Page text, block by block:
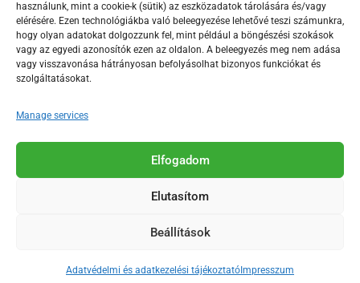
használunk, mint a cookie-k (sütik) az eszközadatok tárolására és/vagy
elérésére. Ezen technológiákba való beleegyezése lehetővé teszi számunkra,
hogy olyan adatokat dolgozzunk fel, mint például a böngészési szokások
vagy az egyedi azonosítók ezen az oldalon. A beleegyezés meg nem adása
vagy visszavonása hátrányosan befolyásolhat bizonyos funkciókat és
szolgáltatásokat.
Manage services
Elfogadom
Elutasítom
Beállítások
Adatvédelmi és adatkezelési tájékoztató Impresszum
F
a
c
e
o
o
-
Y
o
u
t
b
e
s
r
T
i
k
Az Érd Média médiaszolgáltatási tevékenységét a
Médiatanács a Magyar Média Mecenatúra program
2018-2026. © Minden jog fenntartva, Érd Megyei Jogú Város